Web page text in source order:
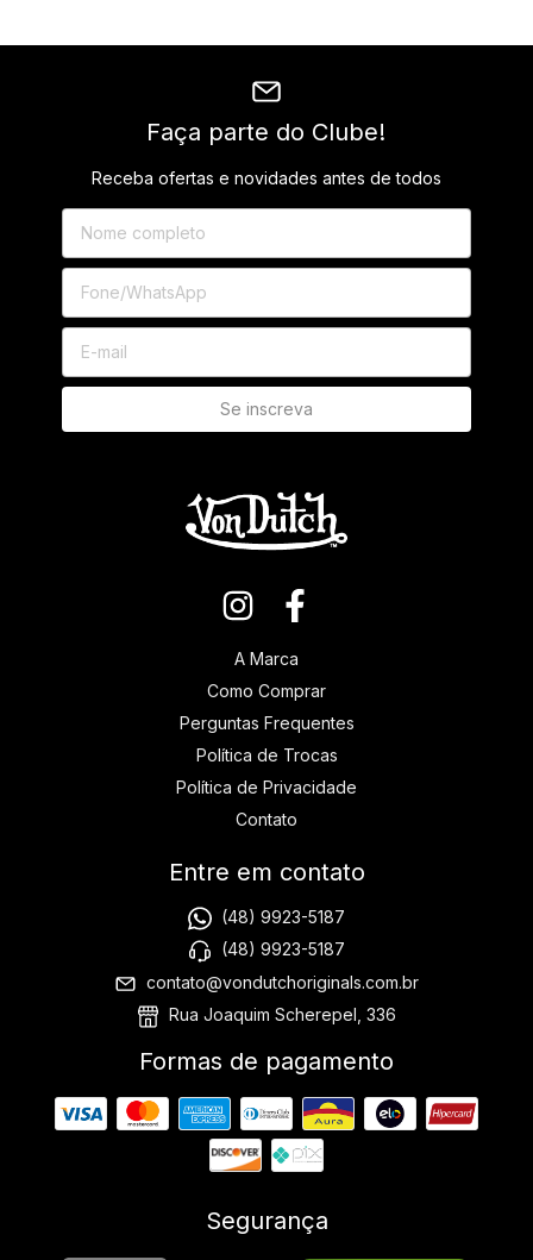
Faça parte do Clube!
Receba ofertas e novidades antes de todos
A Marca
Como Comprar
Perguntas Frequentes
Política de Trocas
Política de Privacidade
Contato
Entre em contato
(48) 9923-5187
(48) 9923-5187
contato@vondutchoriginals.com.br
Rua Joaquim Scherepel, 336
Formas de pagamento
Segurança